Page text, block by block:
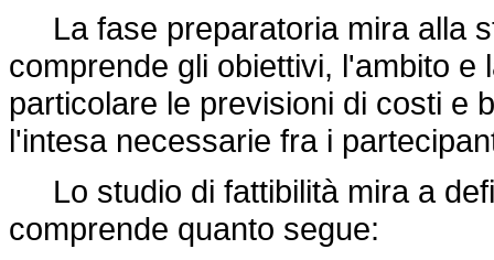
La fase preparatoria mira alla
comprende gli obiettivi, l'ambito
particolare le previsioni di costi e
l'intesa necessarie fra i
Lo studio di fattibilità mira a
comprende quanto segue: